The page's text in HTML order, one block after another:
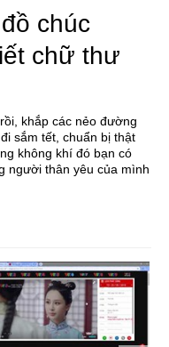
chúc
chữ thư
khắp các nẻo đường
sắm tết, chuẩn bị thật
không khí đó bạn có
người thân yêu của mình